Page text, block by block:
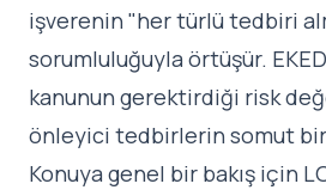
işverenin "her türlü tedbiri
sorumluluğuyla örtüşür.
kanunun gerektirdiği risk
önleyici tedbirlerin somut bir
Konuya genel bir bakış için